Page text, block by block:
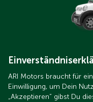
ARI Motors braucht für
Einwilligung, um Dein
„Akzeptieren“ gibst Du